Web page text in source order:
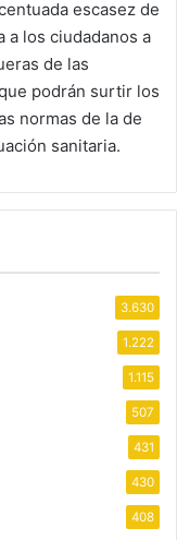
escasez de
a los ciudadanos a
de las
podrán surtir los
normas de la de
sanitaria.
3.630
1.222
1.115
507
431
430
408